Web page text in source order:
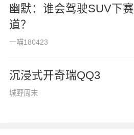
幽默：谁会驾驶SUV下赛
道？
一喵180423
沉浸式开奇瑞QQ3
城野周末